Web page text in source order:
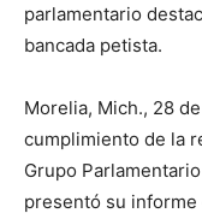
parlamentario
bancada petista.
Morelia, Mich., 28
cumplimiento de la
Grupo
presentó su